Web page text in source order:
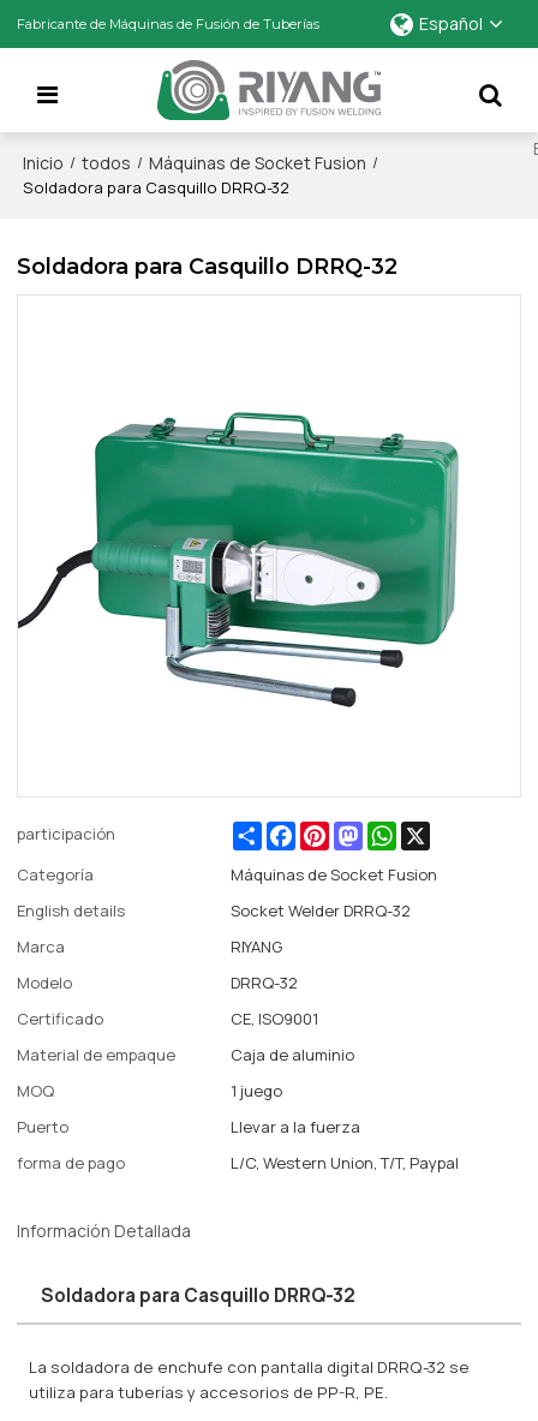
Fabricante de Máquinas de Fusión de Tuberías Español
Inicio / todos / Máquinas de Socket Fusion /
Soldadora para Casquillo DRRQ-32
Soldadora para Casquillo DRRQ-32
participación ShareFacebook
PinterestMastodonWhatsApp
Categoría
Máquinas de Socket Fusion
English details
Socket Welder DRRQ-32
Marca
RIYANG
Modelo
DRRQ-32
Certificado
CE, ISO9001
Material de empaque
Caja de aluminio
MOQ
1 juego
Puerto
Llevar a la fuerza
forma de pago
L/C, Western Union, T/T, Paypal
Información Detallada
Soldadora para Casquillo DRRQ-32
La soldadora de enchufe con pantalla digital DRRQ-32 se
utiliza para tuberías y accesorios de PP-R, PE.